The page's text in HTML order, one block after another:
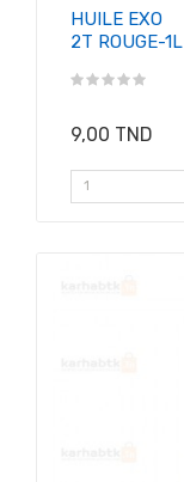
HUILE EXO
2T ROUGE-1L
9,00 TND